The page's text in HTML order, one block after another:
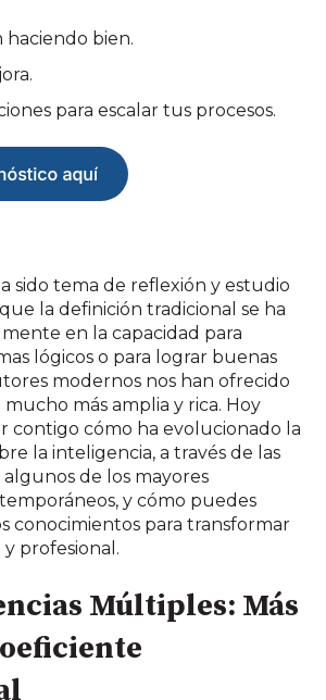
haciendo bien.
para escalar tus procesos.
sido tema de reflexión y estudio
la definición tradicional se ha
en la capacidad para
lógicos o para lograr buenas
modernos nos han ofrecido
más amplia y rica. Hoy
contigo cómo ha evolucionado la
la inteligencia, a través de las
de los mayores
y cómo puedes
conocimientos para transformar
profesional.
Múltiples: Más